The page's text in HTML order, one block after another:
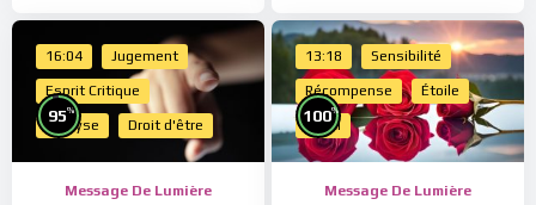
16:04 Jugement
Esprit Critique
Analyse Droit d'être
95%
Message De Lumière
13:18 Sensibilité
Récompense Étoile
Merci
100%
Message De Lumière